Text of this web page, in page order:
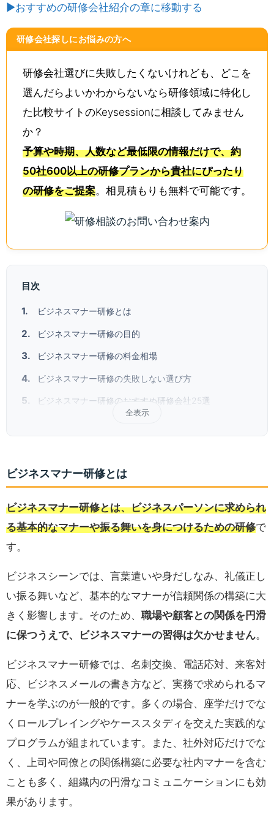
▶おすすめの研修会社紹介の章に移動する
研修会社探しにお悩みの方へ
研修会社選びに失敗したくないけれども、どこを
選んだらよいかわからないなら研修領域に特化し
た比較サイトのKeysessionに相談してみません
か？
予算や時期、人数など最低限の情報だけで、約
50社600以上の研修プランから貴社にぴったり
の研修をご提案。相見積もりも無料で可能です。
目次
ビジネスマナー研修とは
ビジネスマナー研修の目的
ビジネスマナー研修の料金相場
ビジネスマナー研修の失敗しない選び方
ビジネスマナー研修のおすすめ研修会社25選
全表示
ビジネスマナー研修とは
ビジネスマナー研修とは、ビジネスパーソンに求められ
る基本的なマナーや振る舞いを身につけるための研修で
す。
ビジネスシーンでは、言葉遣いや身だしなみ、礼儀正し
い振る舞いなど、基本的なマナーが信頼関係の構築に大
きく影響します。そのため、 職場や顧客との関係を円滑
に保つうえで、ビジネスマナーの習得は欠かせません。
ビジネスマナー研修では、名刺交換、電話応対、来客対
応、ビジネスメールの書き方など、実務で求められるマ
ナーを学ぶのが一般的です。多くの場合、座学だけでな
くロールプレイングやケーススタディを交えた実践的な
プログラムが組まれています。また、社外対応だけでな
く、上司や同僚との関係構築に必要な社内マナーを含む
ことも多く、組織内の円滑なコミュニケーションにも効
果があります。